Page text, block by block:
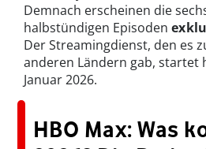
Demnach erscheinen die
halbstündigen Episoden
Der Streamingdienst, den es
anderen Ländern gab, startet
Januar 2026.
HBO Max: Was